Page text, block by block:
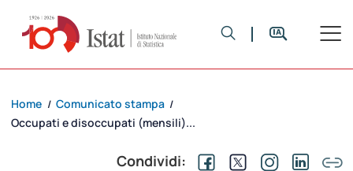
Home / Comunicato stampa /
Occupati e disoccupati (mensili)...
Condividi: